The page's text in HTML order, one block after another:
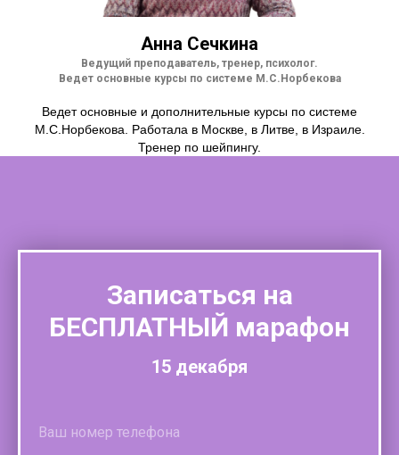
Анна Сечкина
Ведущий преподаватель, тренер, психолог.
Ведет основные курсы по системе М.С.Норбекова
Ведет основные и дополнительные курсы по системе
М.С.Норбекова. Работала в Москве, в Литве, в Израиле.
Тренер по шейпингу.
Записаться на
БЕСПЛАТНЫЙ марафон
15 декабря